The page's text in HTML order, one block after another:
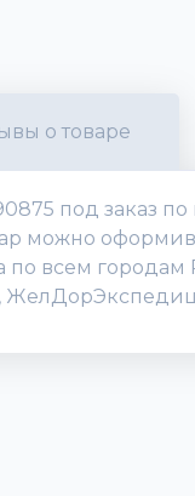
о товаре
под заказ
можно оформив
по всем